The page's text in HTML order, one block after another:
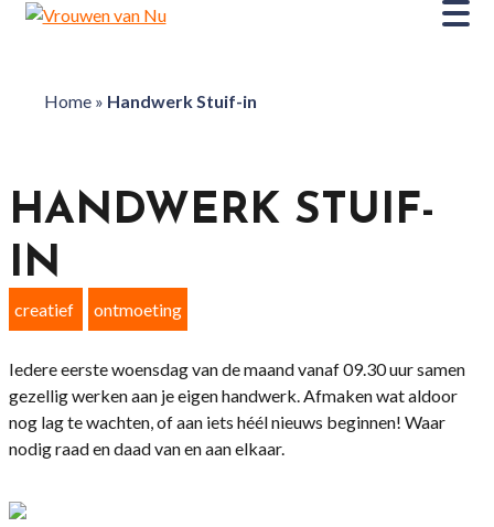
Home» Handwerk Stuif-in
HANDWERK STUIF-
IN
creatief ontmoeting
Iedere eerste woensdag van de maand vanaf 09.30 uur samen
gezellig werken aan je eigen handwerk. Afmaken wat aldoor
nog lag te wachten, of aan iets héél nieuws beginnen! Waar
nodig raad en daad van en aan elkaar.